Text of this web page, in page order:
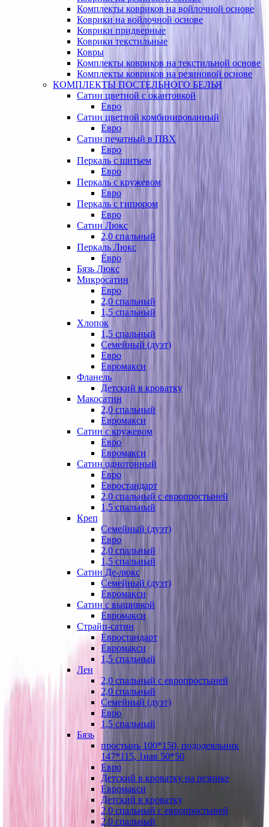
Комплекты ковриков на войлочной основе
Коврики на войлочной основе
Коврики придверные
Коврики текстильные
Ковры
Комплекты ковриков на текстильной основе
Комплекты ковриков на резиновой основе
КОМПЛЕКТЫ ПОСТЕЛЬНОГО БЕЛЬЯ
Сатин цветной с окантовкой
Евро
Сатин цветной комбинированный
Евро
Сатин печатный в ПВХ
Евро
Перкаль с шитьем
Евро
Перкаль с кружевом
Евро
Перкаль с гипюром
Евро
Сатин Люкс
2,0 спальный
Перкаль Люкс
Евро
Бязь Люкс
Микросатин
Евро
2,0 спальный
1,5 спальный
Хлопок
1,5 спальный
Семейный (дуэт)
Евро
Евромакси
Фланель
Детский в кроватку
Макосатин
2,0 спальный
Евромакси
Сатин с кружевом
Евро
Евромакси
Сатин однотонный
Евро
Евростандарт
2,0 спальный с европростыней
1,5 спальный
Креп
Семейный (дуэт)
Евро
2,0 спальный
1,5 спальный
Сатин Де-люкс
Семейный (дуэт)
Евромакси
Сатин с вышивкой
Евромакси
Страйп-сатин
Евростандарт
Евромакси
1,5 спальный
Лен
2,0 спальный с европростыней
2,0 спальный
Семейный (дуэт)
Евро
1,5 спальный
Бязь
простынь 100*150, пододеяльник
147*115, 1нав 50*50
Евро
Детский в кроватку на резинке
Евромакси
Детский в кроватку
2,0 спальный с европростыней
2,0 спальный